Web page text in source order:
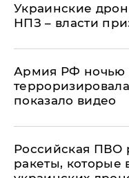
Украинские
НПЗ – власти
Армия РФ ночью
показало видео
Российская ПВО
ракеты, которые